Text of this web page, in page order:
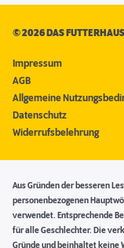
©2026 DAS FUTTERHAUS
Impressum
AGB
Allgemeine
Datenschutz
Widerrufsbelehrung
Aus Gründen der besseren
personenbezogenen
verwendet. Entsprechende
für alle Geschlechter. Die
Gründe und beinhaltet keine